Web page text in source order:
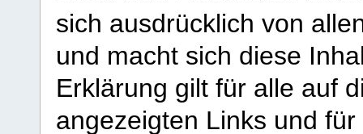
sich ausdrücklich von
und macht sich diese
Erklärung gilt für alle auf
angezeigten Links und